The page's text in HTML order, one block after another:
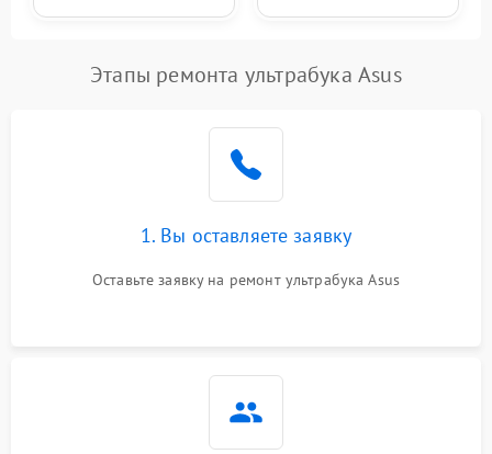
Этапы ремонта ультрабука Asus
1. Вы оставляете заявку
Оставьте заявку на ремонт ультрабука Asus